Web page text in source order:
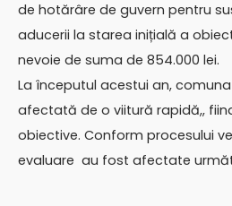
de hotărâre de guvern pentru
aducerii la starea inițială a
nevoie de suma de 854.000 lei.
La începutul acestui an,
afectată de o viitură rapidă,,
obiective. Conform procesului
evaluare au fost afectate